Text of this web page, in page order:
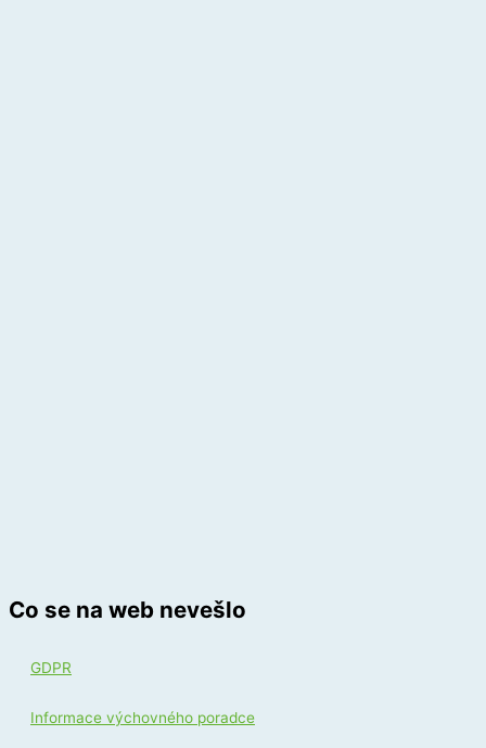
Co se na web nevešlo
GDPR
Informace výchovného poradce